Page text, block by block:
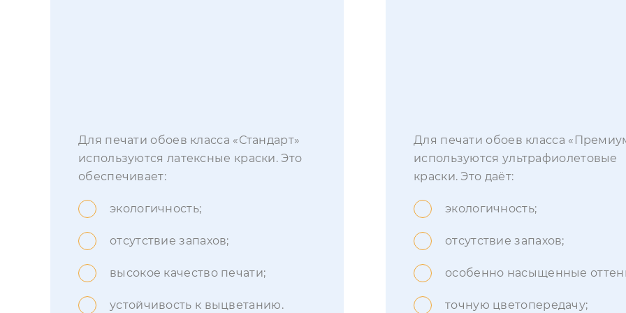
Для печати обоев класса «Стандарт»
используются латексные краски. Это
обеспечивает:
экологичность;
отсутствие запахов;
высокое качество печати;
устойчивость к выцветанию.
Для печати обоев класса
используются ультрафиолетовые
краски. Это даёт:
экологичность;
отсутствие запахов;
особенно насыщенные
точную цветопередачу;